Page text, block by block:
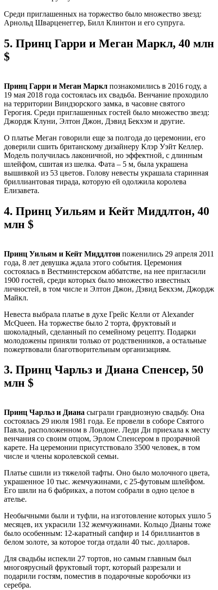
Среди приглашенных на торжество было множество звезд:
Арнольд Шварценеггер, Билл Клинтон и его супруга.
5. Принц Гарри и Меган Маркл, 40 млн
$
Принц Гарри и Меган Маркл познакомились в 2016 году, а
19 мая 2018 года состоялась их свадьба. Венчание проходило
на территории Виндзорского замка, в часовне святого
Герогия. Среди приглашенных гостей было множество звезд:
Джордж Клуни, Элтон Джон, Дэвид Бекхэм и другие.
О платье Меган говорили еще за полгода до церемонии, его
доверили сшить британскому дизайнеру Клэр Уэйт Келлер.
Модель получилась лаконичной, но эффектной, с длинным
шлейфом, сшитая из шелка. Фата – 5 м, была украшена
вышивкой из 53 цветов. Голову невесты украшала старинная
бриллиантовая тирада, которую ей одолжила королева
Елизавета.
4. Принц Уильям и Кейт Миддлтон, 40
млн $
Принц Уильям и Кейт Миддлтон поженились 29 апреля 2011
года, 8 лет девушка ждала этого события. Церемония
состоялась в Вестминстерском аббатстве, на нее пригласили
1900 гостей, среди которых было множество известных
личностей, в том числе и Элтон Джон, Дэвид Бекхэм, Джордж
Майкл.
Невеста выбрала платье в духе Грейс Келли от Alexander
McQueen. На торжестве было 2 торта, фруктовый и
шоколадный, сделанный по семейному рецепту. Подарки
молодожены приняли только от родственников, а остальные
пожертвовали благотворительным организациям.
3. Принц Чарльз и Диана Спенсер, 50
млн $
Принц Чарльз и Диана сыграли грандиозную свадьбу. Она
состоялась 29 июля 1981 года. Ее провели в соборе Святого
Павла, расположенном в Лондоне. Леди Ди приехала к месту
венчания со своим отцом, Эрлом Спенсером в прозрачной
карете. На церемонии присутствовало 3500 человек, в том
числе и члены королевской семьи.
Платье сшили из тяжелой тафты. Оно было молочного цвета,
украшенное 10 тыс. жемчужинами, с 25-футовым шлейфом.
Его шили на 6 фабриках, а потом собрали в одно целое в
ателье.
Необычными были и туфли, на изготовление которых ушло 5
месяцев, их украсили 132 жемчужинами. Кольцо Дианы тоже
было особенным: 12-каратный сапфир и 14 бриллиантов в
белом золоте, за которое тогда отдали 40 тыс. долларов.
Для свадьбы испекли 27 тортов, но самым главным был
многоярусный фруктовый торт, который разрезали и
подарили гостям, поместив в подарочные коробочки из
серебра.